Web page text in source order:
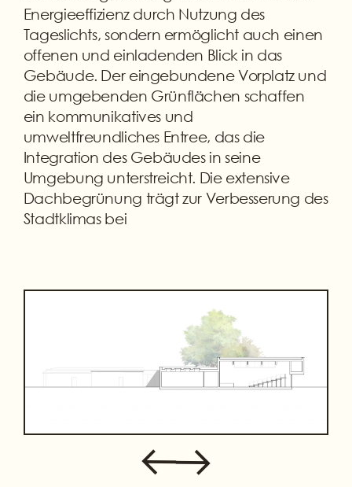
Energieeffizienz durch Nutzung des
Tageslichts, sondern ermöglicht auch einen
offenen und einladenden Blick in das
Gebäude. Der eingebundene Vorplatz und
die umgebenden Grünflächen schaffen
ein kommunikatives und
umweltfreundliches Entree, das die
Integration des Gebäudes in seine
Umgebung unterstreicht. Die extensive
Dachbegrünung trägt zur Verbesserung des
Stadtklimas bei